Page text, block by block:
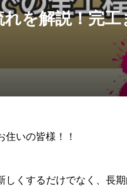
を解説！完
いの皆様！！
くするだけでなく、長